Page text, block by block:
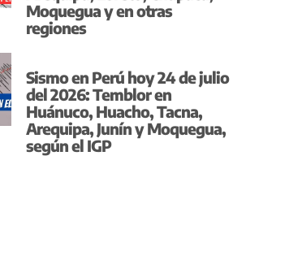
Moquegua y en otras
regiones
Sismo en Perú hoy 24 de julio
del 2026: Temblor en
Huánuco, Huacho, Tacna,
Arequipa, Junín y Moquegua,
según el IGP